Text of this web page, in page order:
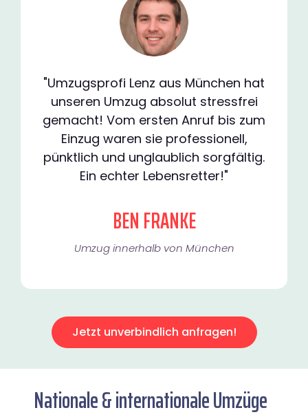
"Umzugsprofi Lenz aus München hat
unseren Umzug absolut stressfrei
gemacht! Vom ersten Anruf bis zum
Einzug waren sie professionell,
pünktlich und unglaublich sorgfältig.
Ein echter Lebensretter!"
BEN FRANKE
Umzug innerhalb von München​
Jetzt unverbindlich anfragen!
Nationale & internationale Umzüge